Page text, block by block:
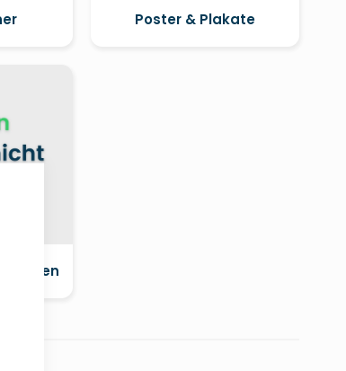
Poster & Plakate